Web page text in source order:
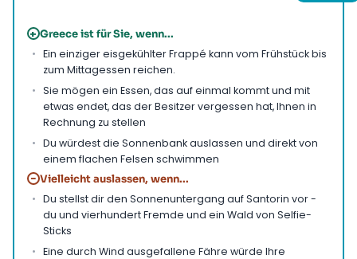
+ Greece ist für Sie, wenn...
Ein einziger eisgekühlter Frappé kann vom Frühstück bis
zum Mittagessen reichen.
Sie mögen ein Essen, das auf einmal kommt und mit
etwas endet, das der Besitzer vergessen hat, Ihnen in
Rechnung zu stellen
Du würdest die Sonnenbank auslassen und direkt von
einem flachen Felsen schwimmen
− Vielleicht auslassen, wenn...
Du stellst dir den Sonnenuntergang auf Santorin vor -
du und vierhundert Fremde und ein Wald von Selfie-
Sticks
Eine durch Wind ausgefallene Fähre würde Ihre